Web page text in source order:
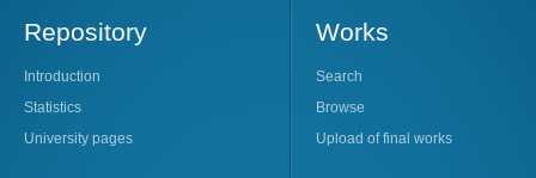
Repository
Introduction
Statistics
University pages
Works
Search
Browse
Upload of final works